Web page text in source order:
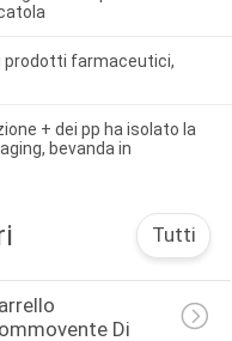
prodotti farmaceutici,
+ dei pp ha isolato la
bevanda in
Tutti
Di